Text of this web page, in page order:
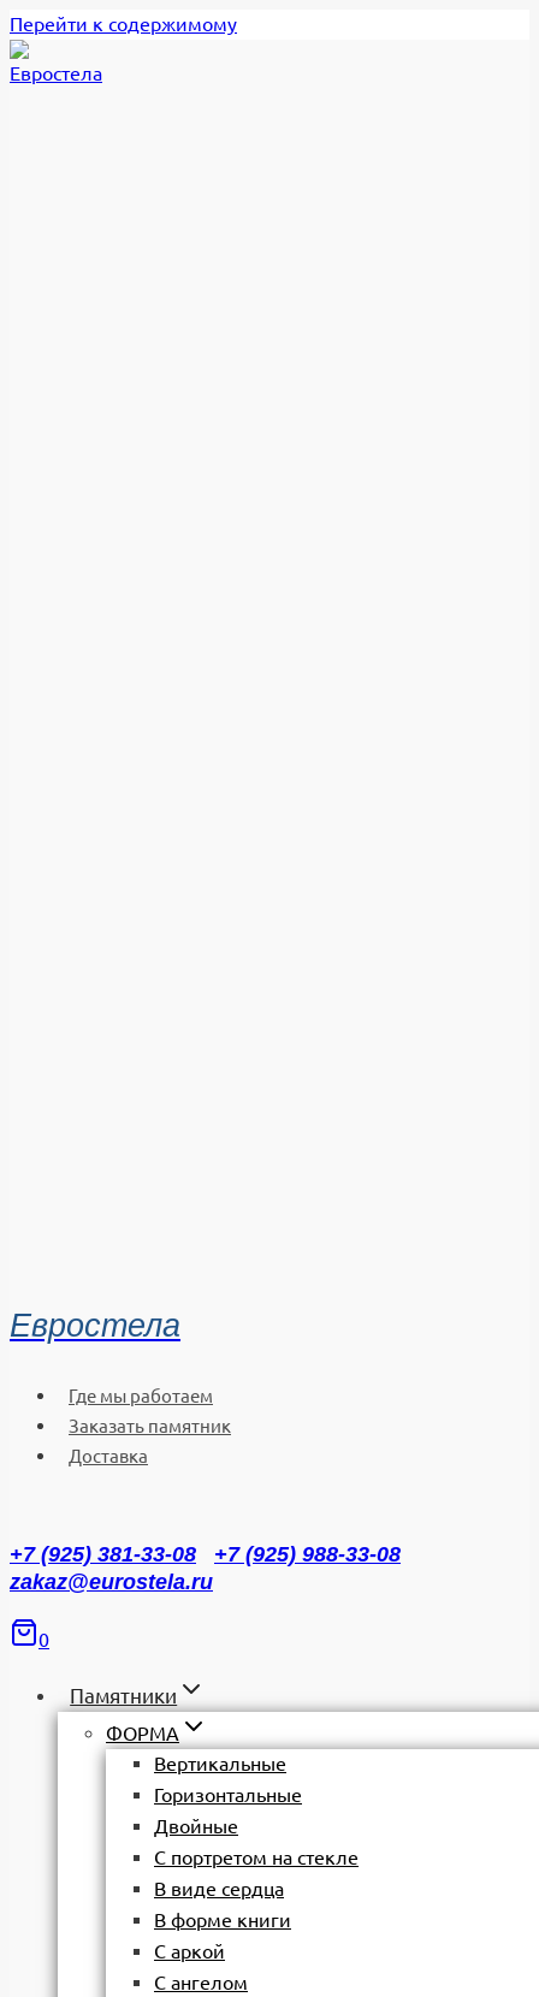
Перейти к содержимому
Евростела
Где мы работаем
Заказать памятник
Доставка
+7 (925) 381-33-08
+7 (925) 988-33-08
zakaz@eurostela.ru
0
Памятники
ФОРМА
Вертикальные
Горизонтальные
Двойные
С портретом на стекле
В виде сердца
В форме книги
С аркой
С ангелом